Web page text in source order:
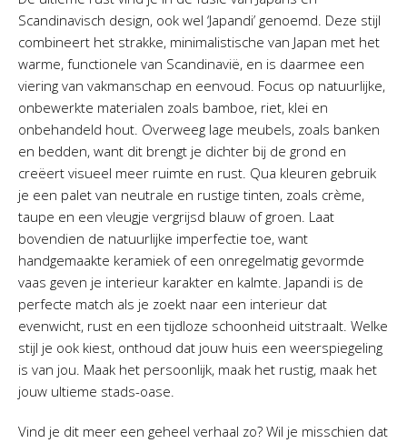
Scandinavisch design, ook wel ‘Japandi’ genoemd. Deze stijl
combineert het strakke, minimalistische van Japan met het
warme, functionele van Scandinavië, en is daarmee een
viering van vakmanschap en eenvoud. Focus op natuurlijke,
onbewerkte materialen zoals bamboe, riet, klei en
onbehandeld hout. Overweeg lage meubels, zoals banken
en bedden, want dit brengt je dichter bij de grond en
creëert visueel meer ruimte en rust. Qua kleuren gebruik
je een palet van neutrale en rustige tinten, zoals crème,
taupe en een vleugje vergrijsd blauw of groen. Laat
bovendien de natuurlijke imperfectie toe, want
handgemaakte keramiek of een onregelmatig gevormde
vaas geven je interieur karakter en kalmte. Japandi is de
perfecte match als je zoekt naar een interieur dat
evenwicht, rust en een tijdloze schoonheid uitstraalt. Welke
stijl je ook kiest, onthoud dat jouw huis een weerspiegeling
is van jou. Maak het persoonlijk, maak het rustig, maak het
jouw ultieme stads-oase.
Vind je dit meer een geheel verhaal zo? Wil je misschien dat